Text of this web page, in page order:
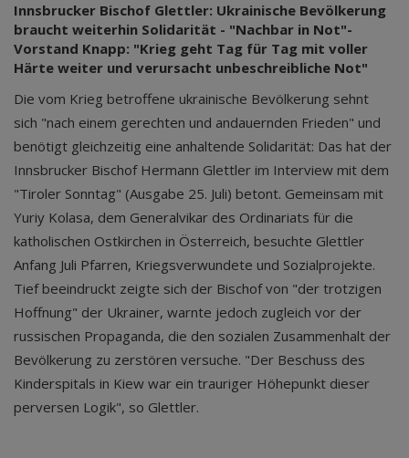
Innsbrucker Bischof Glettler: Ukrainische Bevölkerung
braucht weiterhin Solidarität - "Nachbar in Not"-
Vorstand Knapp: "Krieg geht Tag für Tag mit voller
Härte weiter und verursacht unbeschreibliche Not"
Die vom Krieg betroffene ukrainische Bevölkerung sehnt
sich "nach einem gerechten und andauernden Frieden" und
benötigt gleichzeitig eine anhaltende Solidarität: Das hat der
Innsbrucker Bischof Hermann Glettler im Interview mit dem
"Tiroler Sonntag" (Ausgabe 25. Juli) betont. Gemeinsam mit
Yuriy Kolasa, dem Generalvikar des Ordinariats für die
katholischen Ostkirchen in Österreich, besuchte Glettler
Anfang Juli Pfarren, Kriegsverwundete und Sozialprojekte.
Tief beeindruckt zeigte sich der Bischof von "der trotzigen
Hoffnung" der Ukrainer, warnte jedoch zugleich vor der
russischen Propaganda, die den sozialen Zusammenhalt der
Bevölkerung zu zerstören versuche. "Der Beschuss des
Kinderspitals in Kiew war ein trauriger Höhepunkt dieser
perversen Logik", so Glettler.